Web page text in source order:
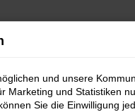
und unsere
Marketing und Statistiken
Sie die Einwilligung